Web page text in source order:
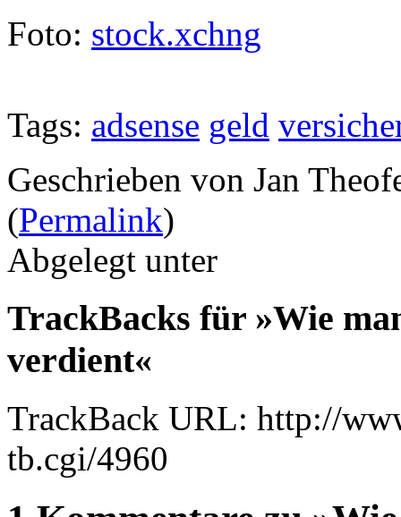
Foto: stock.xchng
Tags: adsense geld
Geschrieben von Jan
(Permalink)
Abgelegt unter
TrackBacks für »Wie
verdient«
TrackBack URL: http://
tb.cgi/4960